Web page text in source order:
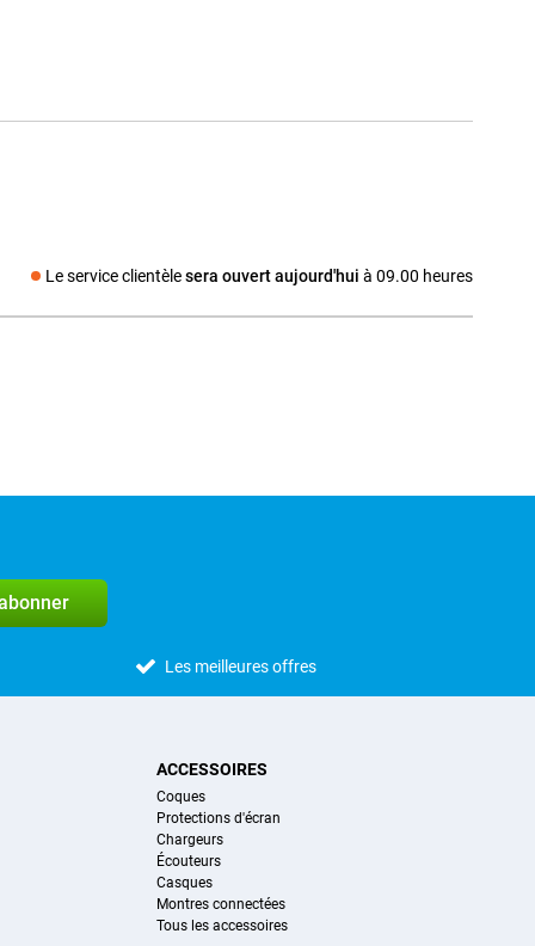
Le service clientèlesera ouvert aujourd'hui à 09.00 heures
social
Les meilleures offres
ACCESSOIRES
Coques
Protections d'écran
Chargeurs
Écouteurs
Casques
Montres connectées
Tous les accessoires